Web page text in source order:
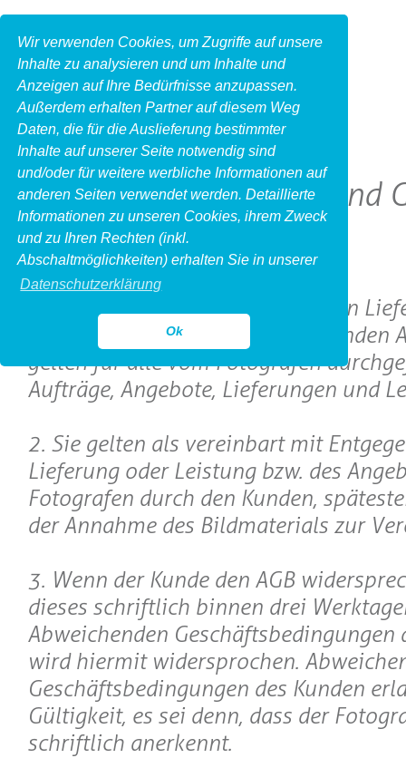
Wir verwenden Cookies, um Zugriffe auf unsere
Inhalte zu analysieren und um Inhalte und
Anzeigen auf Ihre Bedürfnisse anzupassen.
Außerdem erhalten Partner auf diesem Weg
Daten, die für die Auslieferung bestimmter
Inhalte auf unserer Seite notwendig sind
und/oder für weitere werbliche Informationen auf
anderen Seiten verwendet werden. Detaillierte
Informationen zu unseren Cookies, ihrem Zweck
und zu Ihren Rechten (inkl.
Abschaltmöglichkeiten) erhalten Sie in unserer
Datenschutzerklärung
Ok
Allgemeine Liefer- und
I. Geltung
1. Die nachfolgenden allgemeinen
Geschäftsbedingungen (im folgenden
gelten für alle vom Fotografen
Aufträge, Angebote, Lieferungen und
2. Sie gelten als vereinbart mit
Lieferung oder Leistung bzw. des
Fotografen durch den Kunden,
der Annahme des Bildmaterials zur
3. Wenn der Kunde den AGB
dieses schriftlich binnen drei
Abweichenden Geschäftsbedingungen
wird hiermit widersprochen.
Geschäftsbedingungen des Kunden
Gültigkeit, es sei denn, dass der
schriftlich anerkennt.